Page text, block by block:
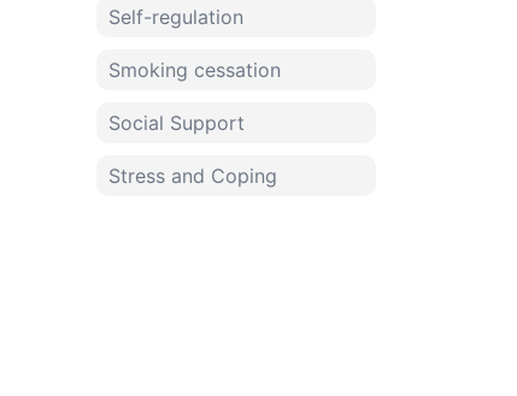
Self-regulation
Smoking cessation
Social Support
Stress and Coping